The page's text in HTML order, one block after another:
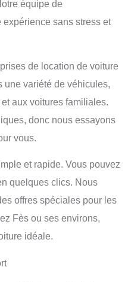
équipe de
sans stress et
de location de voiture
une variété de véhicules,
aux voitures familiales.
donc nous essayons
vous.
et rapide. Vous pouvez
quelques clics. Nous
offres spéciales pour les
Fès ou ses environs,
idéale.